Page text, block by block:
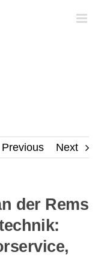
Previous Next
der Rems